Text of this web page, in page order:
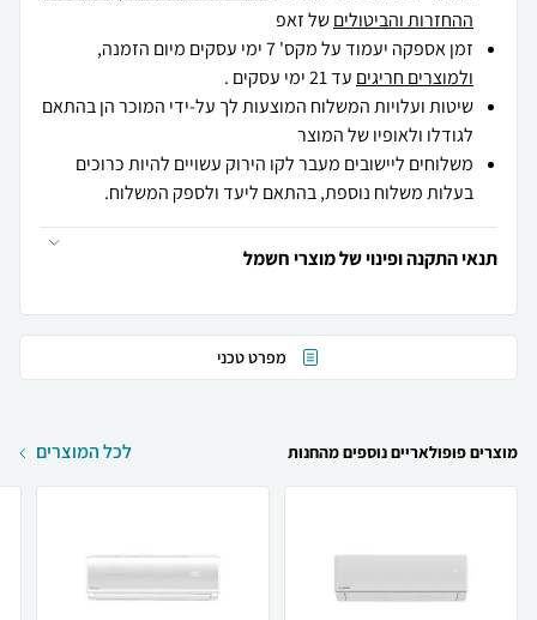
ההחזרות והביטוליםשל זאפ
זמן אספקה יעמוד על מקס' 7 ימי עסקים מיום הזמנה,
ולמוצרים חריגים עד 21 ימי עסקים .
שיטות ועלויות המשלוח המוצעות לך על-ידי המוכר הן בהתאם
לגודלו ולאופיו של המוצר
משלוחים ליישובים מעבר לקו הירוק עשויים להיות כרוכים
בעלות משלוח נוספת, בהתאם ליעד ולספק המשלוח.
תנאי התקנה ופינוי של מוצרי חשמל
מפרט טכני
מוצרים פופולאריים נוספים מהחנות לכל המוצרים